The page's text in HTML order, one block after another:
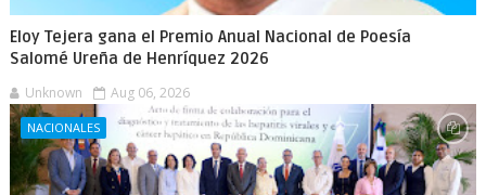
Eloy Tejera gana el Premio Anual Nacional de Poesía
Salomé Ureña de Henríquez 2026
Unknown Aug 06, 2026
NACIONALES